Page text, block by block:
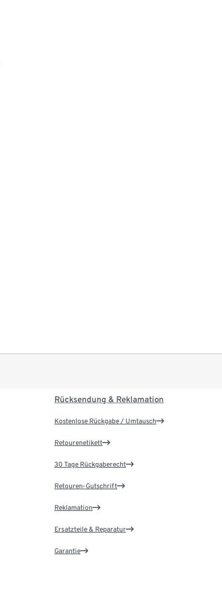
Rücksendung & Reklamation
Kostenlose Rückgabe / Umtausch
Retourenetikett
30 Tage Rückgaberecht
Retouren-Gutschrift
Reklamation
Ersatzteile & Reparatur
Garantie